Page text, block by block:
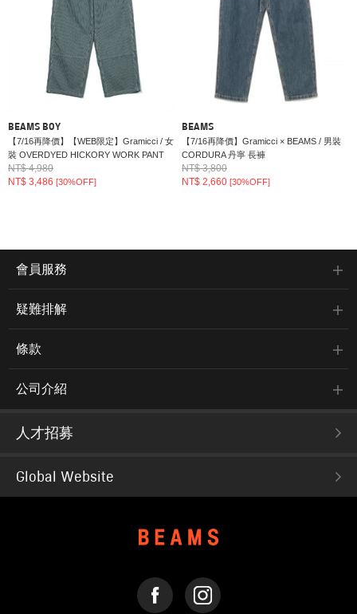
BEAMS BOY
【7/16再降價】【WEB限定】Gramicci / 女
裝 OVERDYED HICKORY WORK PANT
NT$ 4,980
NT$ 3,486 [30%OFF]
BEAMS
【7/16再降價】Gramicci × BEAMS / 男裝
CORDURA 丹寧 長褲
NT$ 3,800
NT$ 2,660[30%OFF]
會員服務
疑難排解
條款
公司介紹
人才招募
Global Website